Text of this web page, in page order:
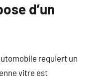
d’un
requiert un
vitre est